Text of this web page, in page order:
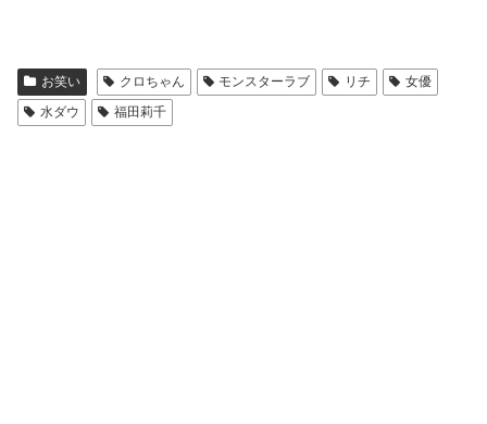
お笑い クロちゃん モンスターラブ リチ
女優
水ダウ
福田莉千